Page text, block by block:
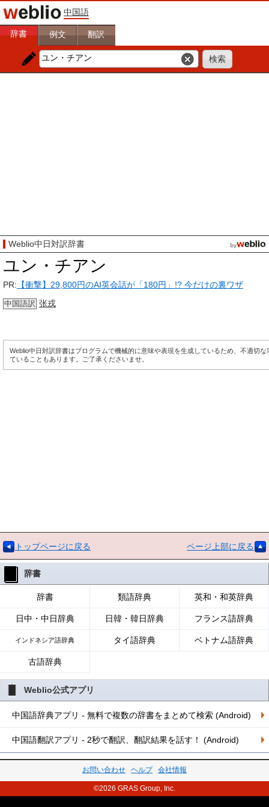
中国語
辞書 例文 翻訳
Weblio中日対訳辞書
ユン・チアン
PR: 【衝撃】29,800円のAI英会話が「180円」!? 今だけの裏ワザ
中国語訳 张戎
Weblio中日対訳辞書はプログラムで機械的に意味や表現を生成しているため、不適切な
ていることもあります。ご了承くださいませ。
トップページに戻る ページ上部に戻る
辞書
辞書 類語辞典 英和・和英辞典
日中・中日辞典 日韓・韓日辞典 フランス語辞典
インドネシア語辞典 タイ語辞典 ベトナム語辞典
古語辞典
Weblio公式アプリ
中国語辞典アプリ - 無料で複数の辞書をまとめて検索 (Android)
中国語翻訳アプリ - 2秒で翻訳、翻訳結果を話す！ (Android)
お問い合わせ ヘルプ 会社情報
©2026 GRAS Group, Inc.